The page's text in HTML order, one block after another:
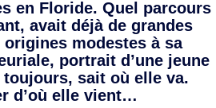
en Floride. Quel parcours
avait déjà de grandes
modestes à sa
portrait d’une jeune
sait où elle va.
d’où elle vient…